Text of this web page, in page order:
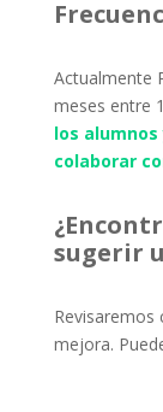
Actualmente
meses entre
los
colaborar
sugerir
Revisaremos
mejora.